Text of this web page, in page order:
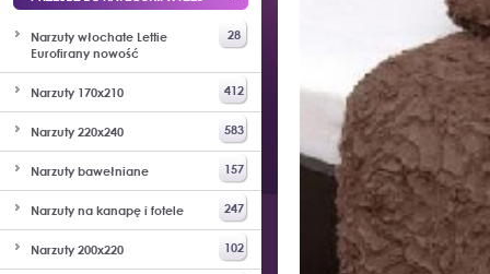
Narzuty włochate Lettie
Eurofirany nowość
28
Narzuty 170x210 412
Narzuty 220x240 583
Narzuty bawełniane 157
Narzuty na kanapę i fotele 247
Narzuty 200x220 102